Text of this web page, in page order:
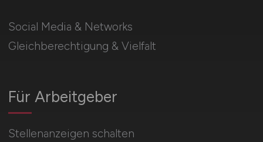
Social Media & Networks
Gleichberechtigung & Vielfalt
Für Arbeitgeber
Stellenanzeigen schalten